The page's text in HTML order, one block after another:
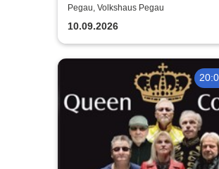
Neinhorn und der
Pegau, Volkshaus Pegau
10.09.2026